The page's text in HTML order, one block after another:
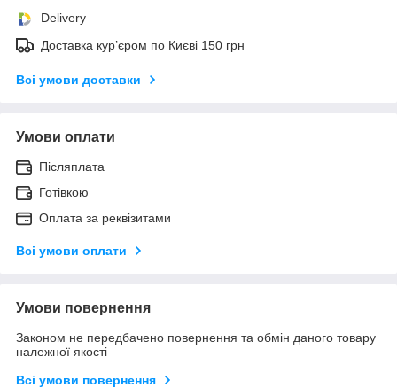
Delivery
Доставка кур’єром по Києві 150 грн
Всі умови доставки
Умови оплати
Післяплата
Готівкою
Оплата за реквізитами
Всі умови оплати
Умови повернення
Законом не передбачено повернення та обмін даного товару
належної якості
Всі умови повернення